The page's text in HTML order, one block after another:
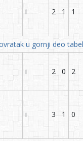
i 2 1 1
u gornji deo
i 2 0 2
i 3 1 0